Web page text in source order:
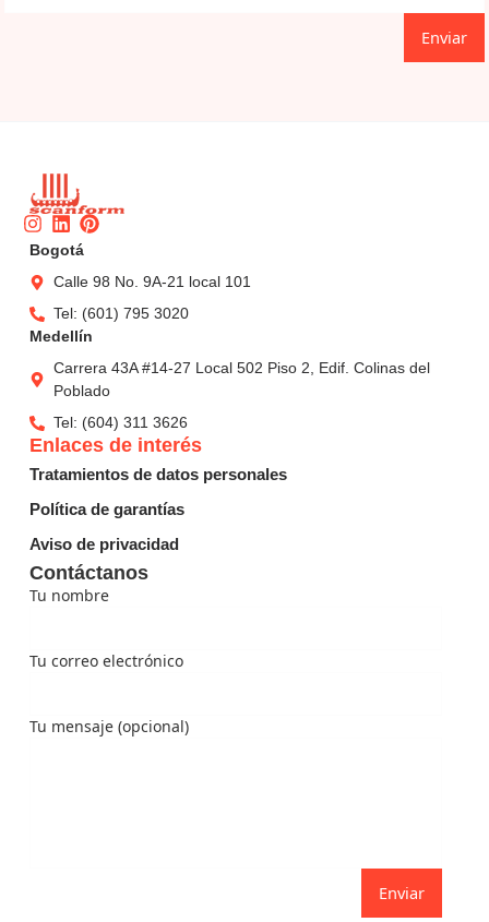
Enviar
Instagram
Linkedin
Pinterest
Bogotá
Calle 98 No. 9A-21 local 101
Tel: (601) 795 3020
Medellín
Carrera 43A #14-27 Local 502 Piso 2, Edif. Colinas del
Poblado
Tel: (604) 311 3626
Contáctanos
Tu nombre
Tu correo electrónico
Tu mensaje (opcional)
Enviar
Enlaces de interés
Tratamientos de datos personales
Política de garantías
Aviso de privacidad